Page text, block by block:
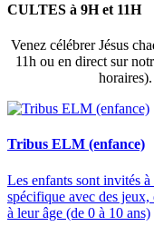
CULTES à 9H et 11H
Venez célébrer Jésus
11h ou en direct sur
Tribus ELM (enfance)
Les enfants sont invités
spécifique avec des jeux,
à leur âge (de 0 à 10 ans)